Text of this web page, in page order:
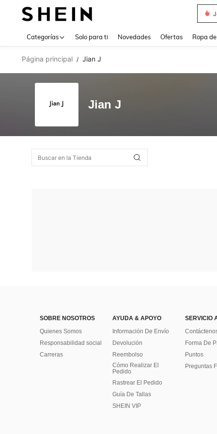
Categorías Solo para ti Novedades Ofertas Ropa
Página principal / Jian J
Jian J
SOBRE NOSOTROS
Quienes Somos
Responsabilidad social
Carreras
AYUDA & APOYO
Información De Envío
Devolución
Reembolso
Cómo Realizar El
Pedido
Rastrear El Pedido
Guía De Tallas
SHEIN VIP
SERVICIO
Forma De
Puntos
Preguntas